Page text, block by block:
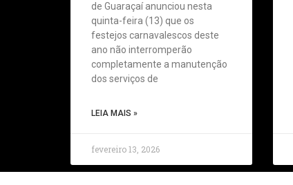
de Guaraçaí anunciou nesta
quinta-feira (13) que os
festejos carnavalescos deste
ano não interromperão
completamente a manutenção
dos serviços de
LEIA MAIS »
fevereiro 13, 2026